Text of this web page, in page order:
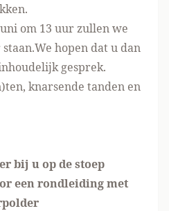
om 13 uur zullen we
hopen dat u dan
gesprek.
knarsende tanden en
bij u op de stoep
een rondleiding met